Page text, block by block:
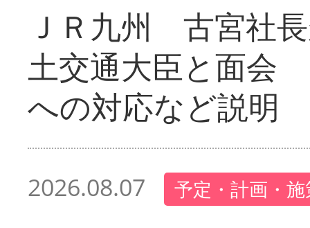
ＪＲ九州 古宮社
土交通大臣と面会
への対応など説明
2026.08.07 予定・計画・